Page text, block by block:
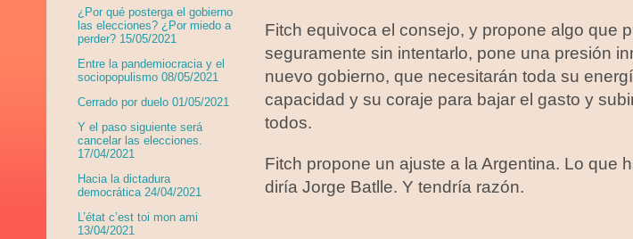
Fitch equivoca el consejo, y propone algo que
seguramente sin intentarlo, pone una presión
nuevo gobierno, que necesitarán toda su
capacidad y su coraje para bajar el gasto y
todos.
Fitch propone un ajuste a la Argentina. Lo que
diría Jorge Batlle. Y tendría razón.
¿Por qué posterga el gobierno
las elecciones? ¿Por miedo a
perder? 15/05/2021
Entre la pandemiocracia y el
sociopopulismo 08/05/2021
Cerrado por duelo 01/05/2021
Y el paso siguiente será
cancelar las elecciones.
17/04/2021
Hacia la dictadura
democrática 24/04/2021
L’état c’est toi mon ami
13/04/2021